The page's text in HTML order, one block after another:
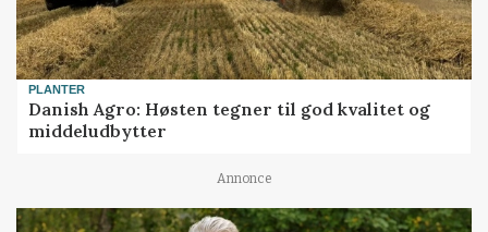
PLANTER
Danish Agro: Høsten tegner til god kvalitet og
middeludbytter
Annonce